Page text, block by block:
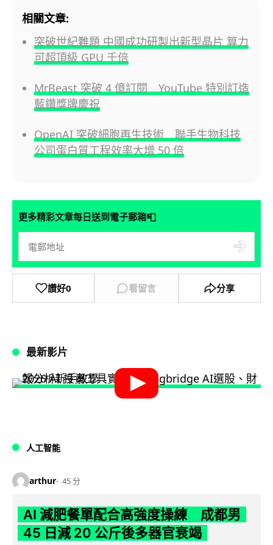
相關文章:
突破世紀難題 中國成功研製出新型晶片 算力
可超頂級 GPU 千倍
MrBeast 突破 4 億訂閱 YouTube 特別訂造
藍鑽獎牌慶祝
OpenAI 突破細胞再生技術 聯手生物科技
公司蛋白質工程效率大增 50 倍
更多精彩文章每日送到電子郵箱📮
讚好0 看留言 分享
最新影片
人工智能
arthur 45 分
AI 減肥餐單配合高強度操練 成都男
45 日減 20 公斤後多器官衰竭